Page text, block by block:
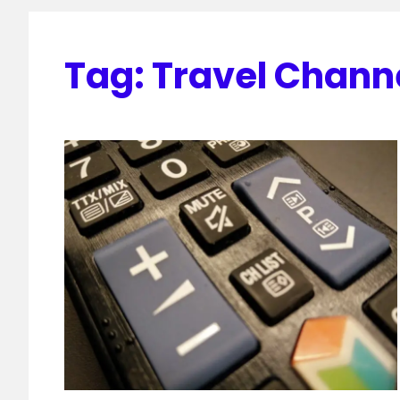
Tag:Travel